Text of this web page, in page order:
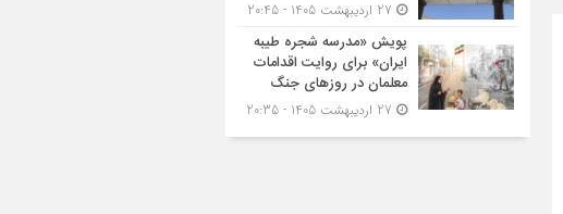
پویش «مدرسه شجره طیبه
ایران» برای روایت اقدامات
معلمان در روزهای جنگ